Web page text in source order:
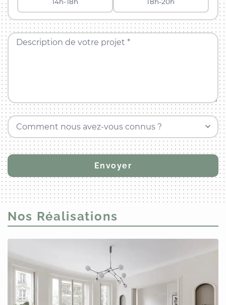
Description de votre projet *
Comment nous avez-vous connus ?
Nos Réalisations